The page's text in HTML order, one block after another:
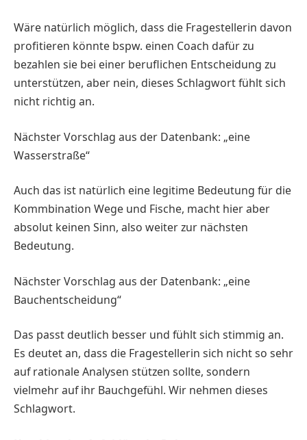
Wäre natürlich möglich, dass die Fragestellerin davon
profitieren könnte bspw. einen Coach dafür zu
bezahlen sie bei einer beruflichen Entscheidung zu
unterstützen, aber nein, dieses Schlagwort fühlt sich
nicht richtig an.
Nächster Vorschlag aus der Datenbank: „eine
Wasserstraße“
Auch das ist natürlich eine legitime Bedeutung für die
Kommbination Wege und Fische, macht hier aber
absolut keinen Sinn, also weiter zur nächsten
Bedeutung.
Nächster Vorschlag aus der Datenbank: „eine
Bauchentscheidung“
Das passt deutlich besser und fühlt sich stimmig an.
Es deutet an, dass die Fragestellerin sich nicht so sehr
auf rationale Analysen stützen sollte, sondern
vielmehr auf ihr Bauchgefühl. Wir nehmen dieses
Schlagwort.